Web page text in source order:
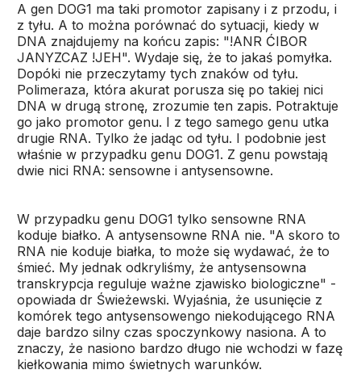
A gen DOG1 ma taki promotor zapisany i z przodu, i
z tyłu. A to można porównać do sytuacji, kiedy w
DNA znajdujemy na końcu zapis: "!ANR ĆIBOR
JANYZCAZ !JEH". Wydaje się, że to jakaś pomyłka.
Dopóki nie przeczytamy tych znaków od tyłu.
Polimeraza, która akurat porusza się po takiej nici
DNA w drugą stronę, zrozumie ten zapis. Potraktuje
go jako promotor genu. I z tego samego genu utka
drugie RNA. Tylko że jadąc od tyłu. I podobnie jest
właśnie w przypadku genu DOG1. Z genu powstają
dwie nici RNA: sensowne i antysensowne.
W przypadku genu DOG1 tylko sensowne RNA
koduje białko. A antysensowne RNA nie. "A skoro to
RNA nie koduje białka, to może się wydawać, że to
śmieć. My jednak odkryliśmy, że antysensowna
transkrypcja reguluje ważne zjawisko biologiczne" -
opowiada dr Świeżewski. Wyjaśnia, że usunięcie z
komórek tego antysensowengo niekodującego RNA
daje bardzo silny czas spoczynkowy nasiona. A to
znaczy, że nasiono bardzo długo nie wchodzi w fazę
kiełkowania mimo świetnych warunków.